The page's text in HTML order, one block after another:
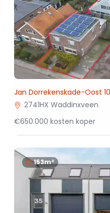
Jan Dorrekenskade-Oost
2741HX Waddinxveen
€650.000 kosten koper
153m²